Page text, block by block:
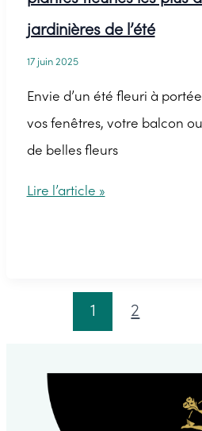
jardinières de l’été
17 juin 2025
Envie d’un été fleuri à
vos fenêtres, votre balcon
de belles fleurs
Fleurs
plantes
fleuries
Lire l’article »
1 2